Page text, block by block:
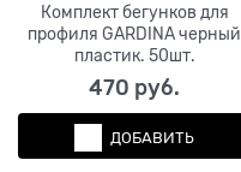
Комплект бегунков для
профиля GARDINA черный
пластик. 50шт.
470 руб.
ДОБАВИТЬ